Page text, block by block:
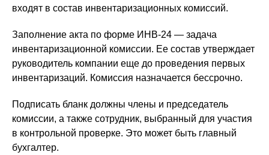
входят в состав инвентаризационных комиссий.
Заполнение акта по форме ИНВ-24 — задача
инвентаризационной комиссии. Ее состав утверждает
руководитель компании еще до проведения первых
инвентаризаций. Комиссия назначается бессрочно.
Подписать бланк должны члены и председатель
комиссии, а также сотрудник, выбранный для участия
в контрольной проверке. Это может быть главный
бухгалтер.